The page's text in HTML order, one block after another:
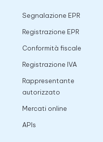
Segnalazione EPR
Registrazione EPR
Conformità fiscale
Registrazione IVA
Rappresentante
autorizzato
Mercati online
APIs